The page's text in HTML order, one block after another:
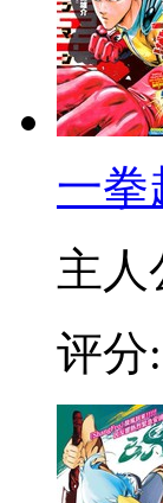
一拳
主人
评分: